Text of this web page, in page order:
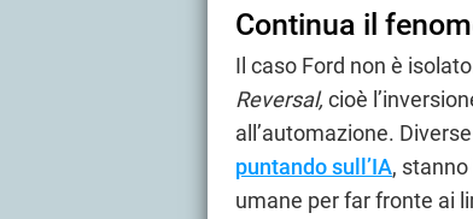
Continua il
Il caso Ford non è
Reversal, cioè
all’automazione.
puntando sull’IA,
umane per far fronte ai